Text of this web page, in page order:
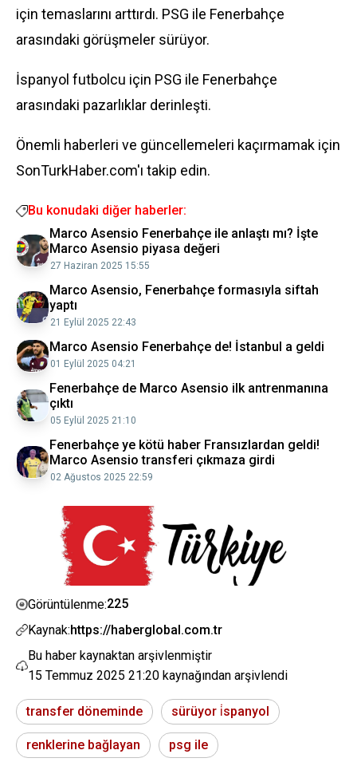
için temaslarını arttırdı. PSG ile Fenerbahçe
arasındaki görüşmeler sürüyor.
İspanyol futbolcu için PSG ile Fenerbahçe
arasındaki pazarlıklar derinleşti.
Önemli haberleri ve güncellemeleri kaçırmamak için
SonTurkHaber.com'ı takip edin.
Bu konudaki diğer haberler:
Marco Asensio Fenerbahçe ile anlaştı mı? İşte
Marco Asensio piyasa değeri
27 Haziran 2025 15:55
Marco Asensio, Fenerbahçe formasıyla siftah
yaptı
21 Eylül 2025 22:43
Marco Asensio Fenerbahçe de! İstanbul a geldi
01 Eylül 2025 04:21
Fenerbahçe de Marco Asensio ilk antrenmanına
çıktı
05 Eylül 2025 21:10
Fenerbahçe ye kötü haber Fransızlardan geldi!
Marco Asensio transferi çıkmaza girdi
02 Ağustos 2025 22:59
Görüntülenme:225
Kaynak:https://haberglobal.com.tr
Bu haber kaynaktan arşivlenmiştir
15 Temmuz 2025 21:20 kaynağından arşivlendi
transfer döneminde sürüyor i̇spanyol
renklerine bağlayan psg ile